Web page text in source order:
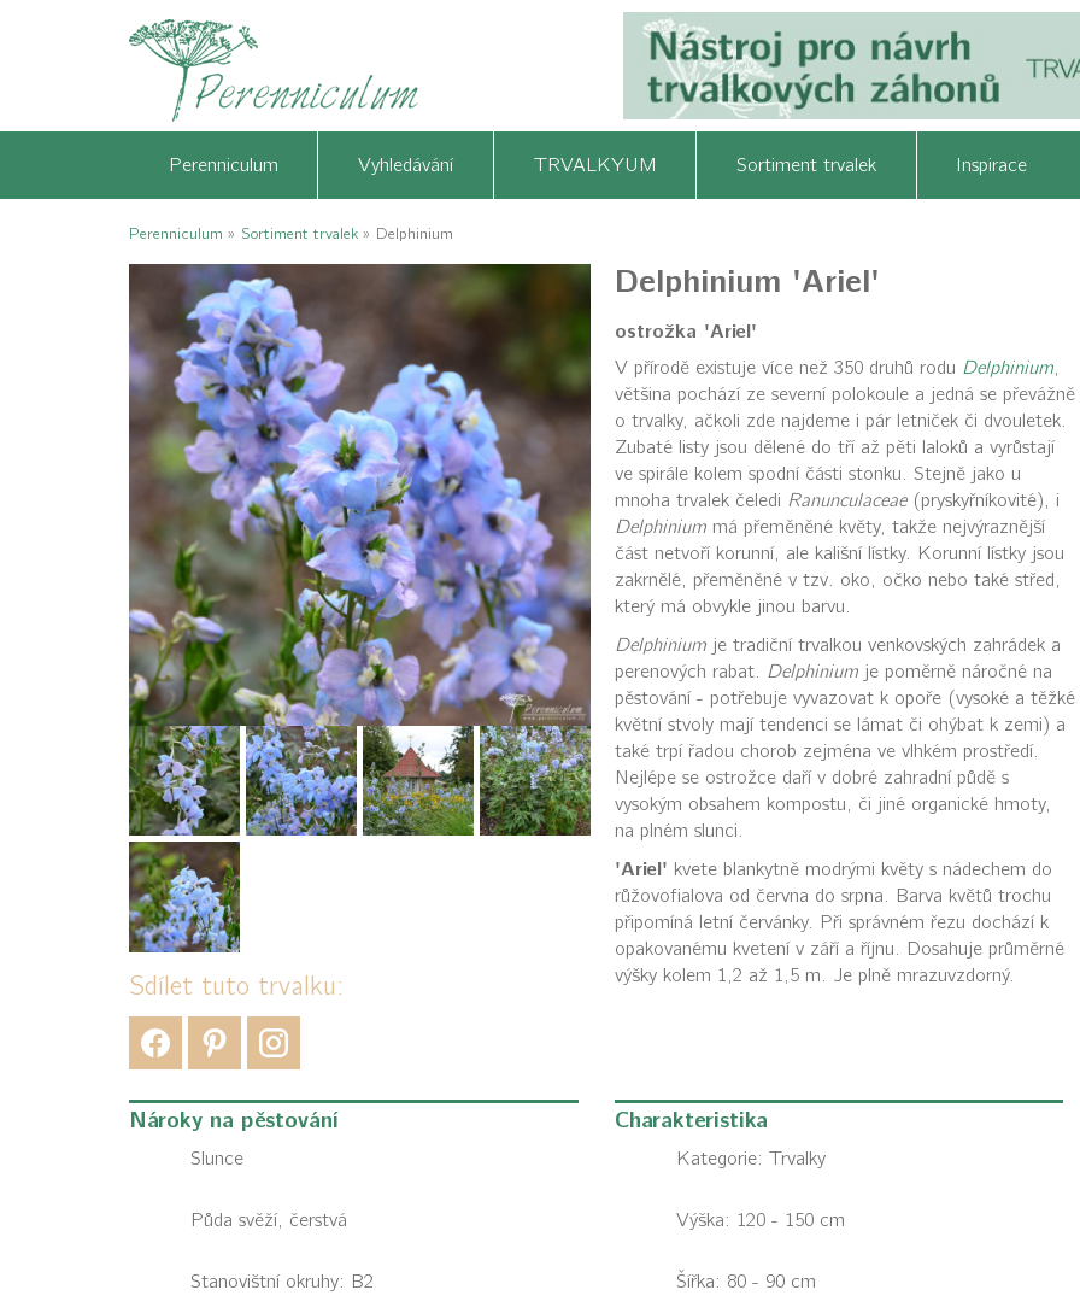
Perenniculum Vyhledávání TRVALKYUM Sortiment trvalek Inspirace
Perenniculum » Sortiment trvalek » Delphinium
Sdílet tuto trvalku:
Delphinium 'Ariel'
ostrožka 'Ariel'
V přírodě existuje více než 350 druhů rodu Delphinium,
většina pochází ze severní polokoule a jedná se převážně
o trvalky, ačkoli zde najdeme i pár letniček či dvouletek.
Zubaté listy jsou dělené do tří až pěti laloků a vyrůstají
ve spirále kolem spodní části stonku. Stejně jako u
mnoha trvalek čeledi Ranunculaceae(pryskyřníkovité), i
Delphiniummá přeměněné květy, takže nejvýraznější
část netvoří korunní, ale kališní lístky. Korunní lístky jsou
zakrnělé, přeměněné v tzv. oko, očko nebo také střed,
který má obvykle jinou barvu.
Delphiniumje tradiční trvalkou venkovských zahrádek a
perenových rabat. Delphiniumje poměrně náročné na
pěstování - potřebuje vyvazovat k opoře (vysoké a těžké
květní stvoly mají tendenci se lámat či ohýbat k zemi) a
také trpí řadou chorob zejména ve vlhkém prostředí.
Nejlépe se ostrožce daří v dobré zahradní půdě s
vysokým obsahem kompostu, či jiné organické hmoty,
na plném slunci.
'Ariel' kvete blankytně modrými květy s nádechem do
růžovofialova od června do srpna. Barva květů trochu
připomíná letní červánky. Při správném řezu dochází k
opakovanému kvetení v září a říjnu. Dosahuje průměrné
výšky kolem 1,2 až 1,5 m. Je plně mrazuvzdorný.
Nároky na pěstování
Slunce
Půda svěží, čerstvá
Stanovištní okruhy: B2
Charakteristika
Kategorie: Trvalky
Výška: 120 - 150 cm
Šířka: 80 - 90 cm